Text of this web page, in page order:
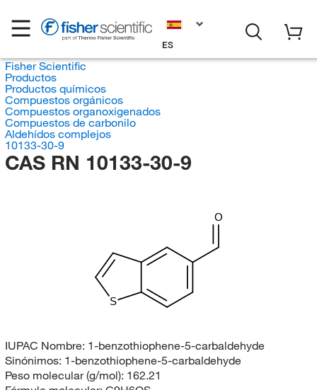
ES
Fisher Scientific
Productos
Productos químicos
Compuestos orgánicos
Compuestos organoxigenados
Compuestos de carbonilo
Aldehídos complejos
10133-30-9
CAS RN 10133-30-9
O
S
IUPAC Nombre: 1-benzothiophene-5-carbaldehyde
Sinónimos: 1-benzothiophene-5-carbaldehyde
Peso molecular (g/mol): 162.21